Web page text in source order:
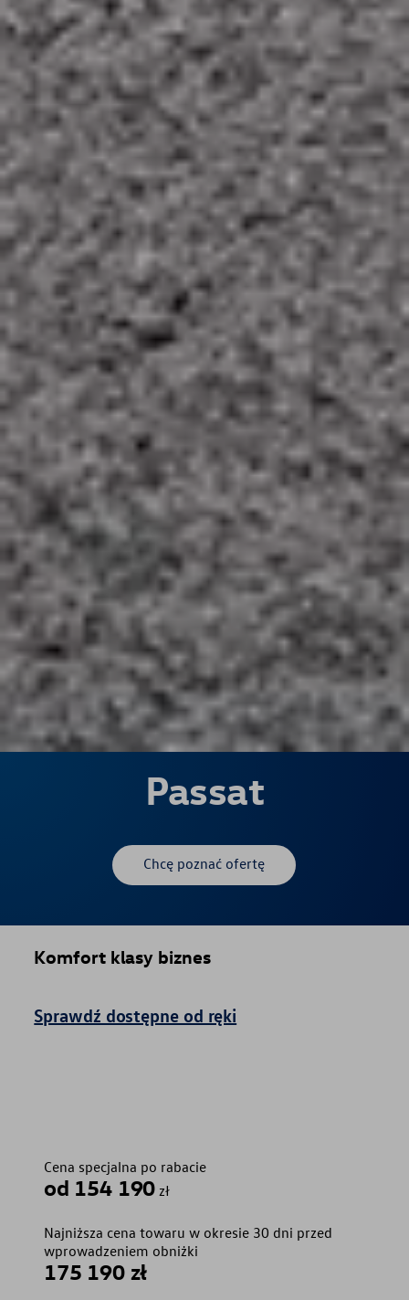
Passat
Chcę poznać ofertę
Komfort klasy biznes
Sprawdź dostępne od ręki
Cena specjalna po rabacie
od 154 190 zł
Najniższa cena towaru w okresie 30 dni przed
wprowadzeniem obniżki
175 190 zł